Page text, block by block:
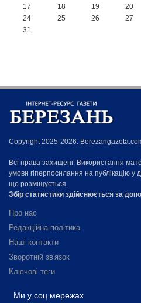
17
18 19 20
24
25 26 27
31
Copyright 2025-2026.
Всі права захищені. Використання
умови гіперпосилання на публікацію у
що розміщується.
Збір статистики здійснюється за
Про нас
Редакційна політика
Наші контакти
Зворотній зв'язок
Ключові теги
Ми у соц мережах